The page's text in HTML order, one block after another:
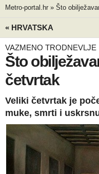
Metro-portal.hr » Što
« HRVATSKA
VAZMENO TRODNEVLJE
Što
četvrtak
Veliki četvrtak je
muke, smrti i